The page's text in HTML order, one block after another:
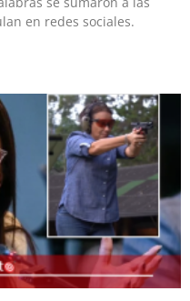
en redes sociales.